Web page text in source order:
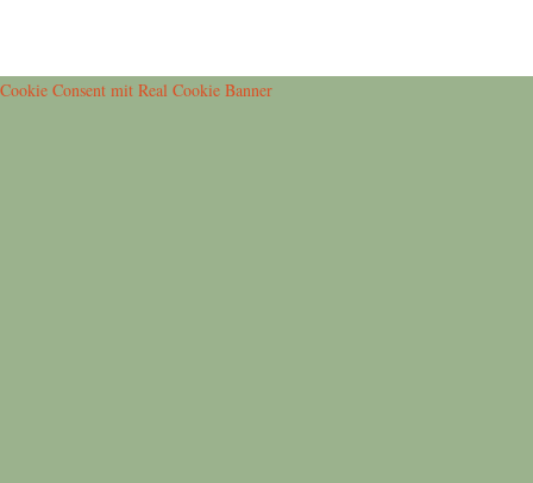
Cookie Consent mit Real Cookie Banner